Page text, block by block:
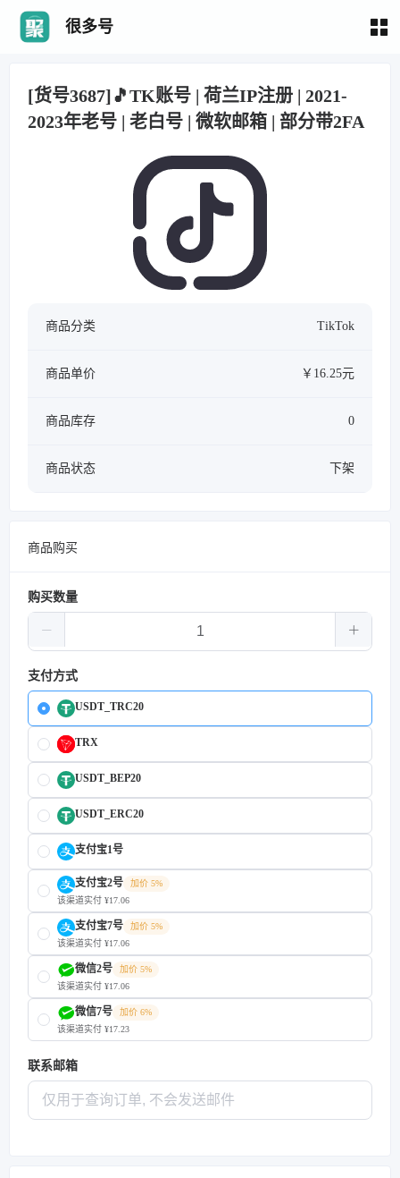
很多号
[货号3687]🎵TK账号 | 荷兰IP注册 | 2021-
2023年老号 | 老白号 | 微软邮箱 | 部分带2FA
商品分类 TikTok
商品单价 ￥16.25元
商品库存 0
商品状态 下架
商品购买
购买数量
支付方式
USDT_TRC20
TRX
USDT_BEP20
USDT_ERC20
支付宝1号
支付宝2号
加价 5%
该渠道实付 ¥17.06
支付宝7号
加价 5%
该渠道实付 ¥17.06
微信2号
加价 5%
该渠道实付 ¥17.06
微信7号
加价 6%
该渠道实付 ¥17.23
联系邮箱